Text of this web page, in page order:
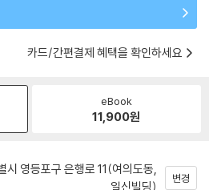
카드/간편결제 혜택을 확인하세요
eBook
11,900원
시 영등포구 은행로 11(여의도동,
일신빌딩)
변경